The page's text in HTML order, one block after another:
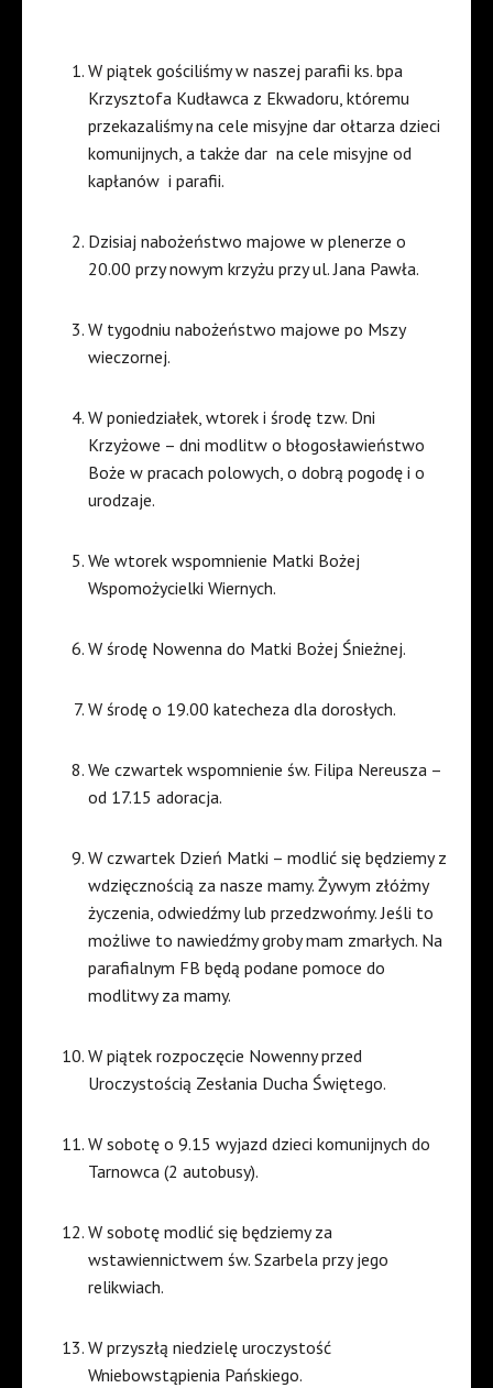
W piątek gościliśmy w naszej parafii ks. bpa
Krzysztofa Kudławca z Ekwadoru, któremu
przekazaliśmy na cele misyjne dar ołtarza dzieci
komunijnych, a także dar na cele misyjne od
kapłanów i parafii.
Dzisiaj nabożeństwo majowe w plenerze o
20.00 przy nowym krzyżu przy ul. Jana Pawła.
W tygodniu nabożeństwo majowe po Mszy
wieczornej.
W poniedziałek, wtorek i środę tzw. Dni
Krzyżowe – dni modlitw o błogosławieństwo
Boże w pracach polowych, o dobrą pogodę i o
urodzaje.
We wtorek wspomnienie Matki Bożej
Wspomożycielki Wiernych.
W środę Nowenna do Matki Bożej Śnieżnej.
W środę o 19.00 katecheza dla dorosłych.
We czwartek wspomnienie św. Filipa Nereusza –
od 17.15 adoracja.
W czwartek Dzień Matki – modlić się będziemy z
wdzięcznością za nasze mamy. Żywym złóżmy
życzenia, odwiedźmy lub przedzwońmy. Jeśli to
możliwe to nawiedźmy groby mam zmarłych. Na
parafialnym FB będą podane pomoce do
modlitwy za mamy.
W piątek rozpoczęcie Nowenny przed
Uroczystością Zesłania Ducha Świętego.
W sobotę o 9.15 wyjazd dzieci komunijnych do
Tarnowca (2 autobusy).
W sobotę modlić się będziemy za
wstawiennictwem św. Szarbela przy jego
relikwiach.
W przyszłą niedzielę uroczystość
Wniebowstąpienia Pańskiego.